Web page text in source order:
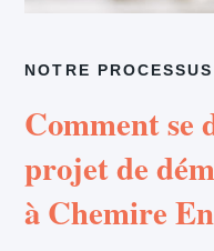
NOTRE PROCESSUS
Comment se
projet de
à Chemire